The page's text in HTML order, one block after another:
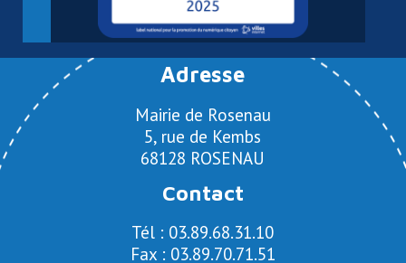
Adresse
Mairie de Rosenau
5, rue de Kembs
68128 ROSENAU
Contact
Tél : 03.89.68.31.10
Fax : 03.89.70.71.51